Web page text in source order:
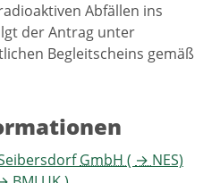
Abfällen ins
der Antrag unter
Begleitscheins gemäß
GmbH ( → NES)